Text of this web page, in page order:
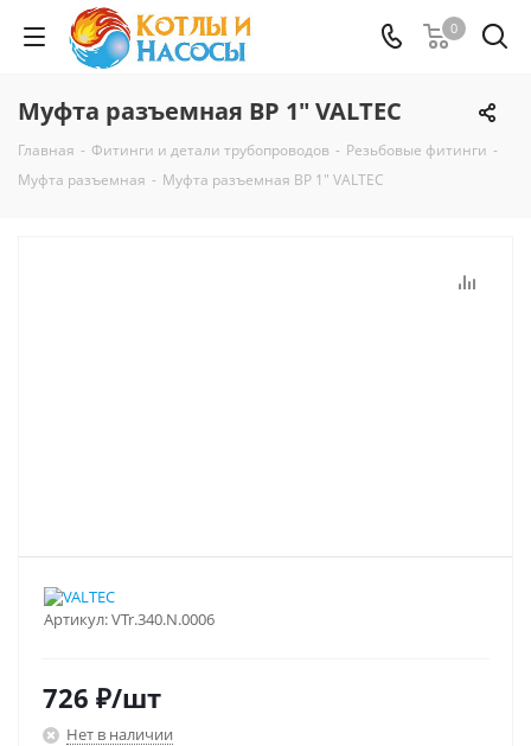
0
Муфта разъемная ВР 1" VALTEC
Главная - Фитинги и детали трубопроводов - Резьбовые фитинги -
Муфта разъемная - Муфта разъемная ВР 1" VALTEC
Артикул:VTr.340.N.0006
726 ₽/шт
Нет в наличии